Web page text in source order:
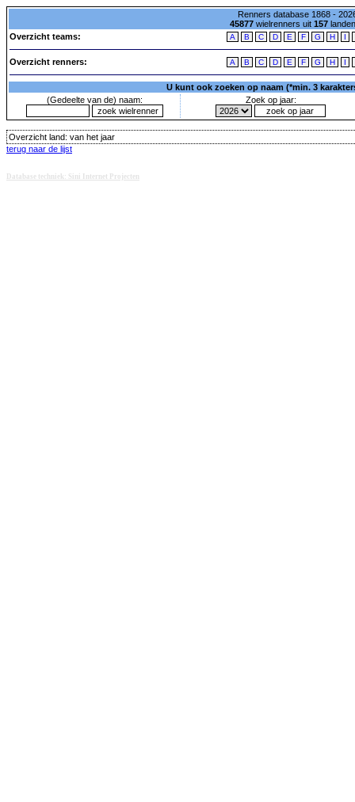
Renners database 1868 -
45877wielrenners uit 157
Overzicht teams:
A B C D E F G H I
Overzicht renners: A B C D E F G H I
U kunt ook zoeken op naam (*min. 3
(Gedeelte van de) naam:
Zoek op jaar:
Overzicht land: van het jaar
terug naar de lijst
Database techniek: Sini Internet Projecten